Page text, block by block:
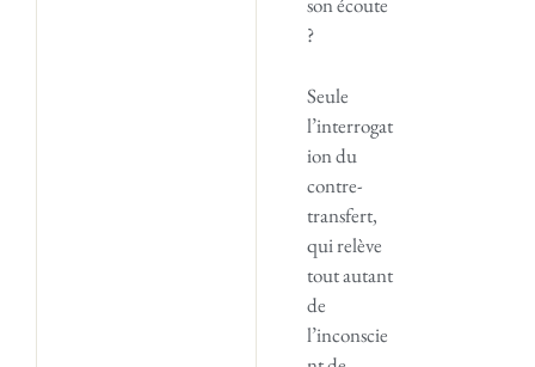
?
Seule
l’interrogat
ion du
contre-
transfert,
qui relève
tout autant
de
l’inconscie